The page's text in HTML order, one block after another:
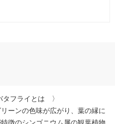
タフライとは 〉
ーンの色味が広がり、葉の縁に